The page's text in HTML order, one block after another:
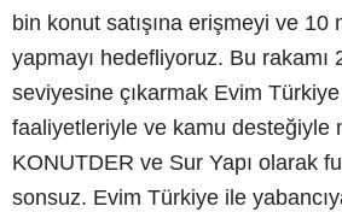
bin konut satışına erişmeyi ve 10
yapmayı hedefliyoruz. Bu rakamı
seviyesine çıkarmak Evim
faaliyetleriyle ve kamu desteğiyle
KONUTDER ve Sur Yapı olarak
sonsuz. Evim Türkiye ile